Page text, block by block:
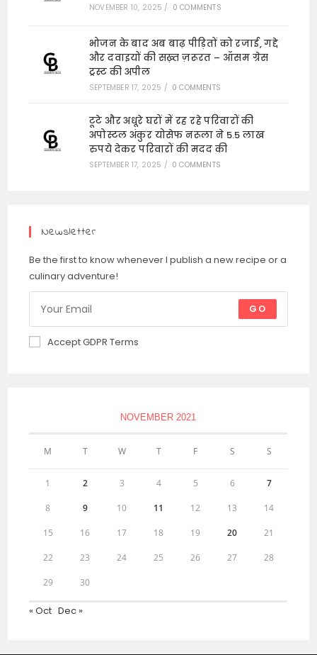
NOVEMBER 10, 2025 / 0 COMMENTS
भोजन के बाद अब बाढ़ पीड़ितों को रजाई, गद्दे
और दवाइयों की सख़्त ज़रूरत – ऑसम ग्रेस
ट्रस्ट की अपील
SEPTEMBER 17, 2025 / 0 COMMENTS
टूटे और अधूरे घरों में रह रहे परिवारों की
अपोस्टल अंकुर योसेफ नरूला ने 5.5 लाख
रुपये देकर परिवारों की मदद की
SEPTEMBER 17, 2025 / 0 COMMENTS
Newsletter
Be the first to know whenever I publish a new recipe or a
culinary adventure!
GO
Accept GDPR Terms
NOVEMBER 2021
M T W T F S S
1 2 3 4 5 6 7
8 9 10 11 12 13 14
15 16 17 18 19 20 21
22 23 24 25 26 27 28
29 30
« Oct Dec »